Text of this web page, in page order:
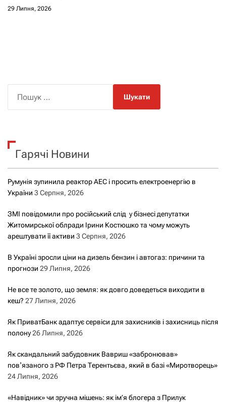
29 Липня, 2026
к
Гарячі Новини
Румунія зупинила реактор АЕС і просить електроенергію в
України 3 Серпня, 2026
ЗМІ повідомили про російський слід у бізнесі депутатки
Житомирської облради Ірини Костюшко та чому можуть
арештувати її активи 3 Серпня, 2026
В Україні зросли ціни на дизель бензин і автогаз: причини та
прогнози 29 Липня, 2026
Не все те золото, що земля: як довго доведеться виходити в
кеш? 27 Липня, 2026
Як ПриватБанк адаптує сервіси для захисників і захисниць після
полону26 Липня, 2026
Як скандальний забудовник Вавриш «забронював»
повʼязаного з РФ Петра Терентьєва, який в базі «Миротворець»
24 Липня, 2026
«Навідник» чи зручна мішень: як ім’я блогера з Прилук